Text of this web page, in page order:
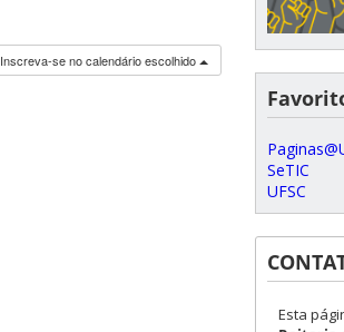
Inscreva-se no calendário escolhido
SeTIC
UFSC
Esta